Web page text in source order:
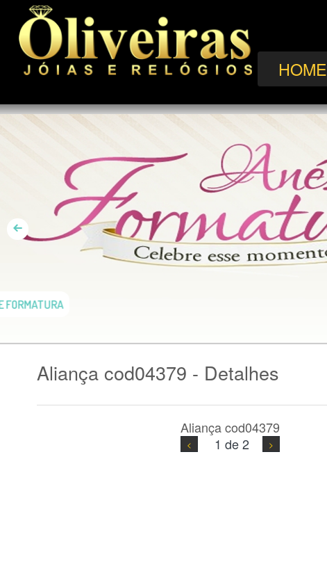
HOME
ANÉIS DE FORMATURA
Aliança cod04379 - Detalhes
Aliança cod04379
1 de 2